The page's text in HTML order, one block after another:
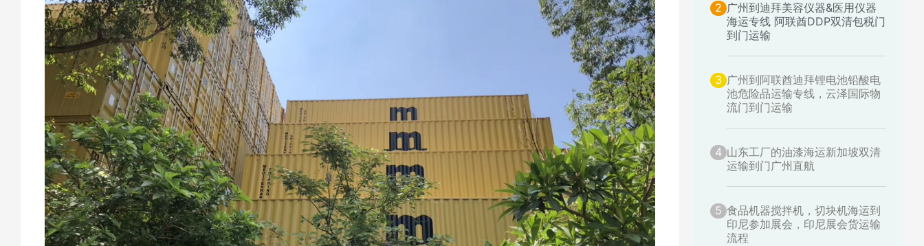
2 广州到迪拜美容仪器&医用仪器
海运专线 阿联酋DDP双清包税门
到门运输
3 广州到阿联酋迪拜锂电池铅酸电
池危险品运输专线，云泽国际物
流门到门运输
4 山东工厂的油漆海运新加坡双清
运输到门广州直航
5 食品机器搅拌机，切块机海运到
印尼参加展会，印尼展会货运输
流程